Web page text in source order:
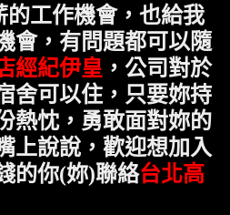
的工作機會，也給我
會，有問題都可以隨
經紀伊皇 ，公司對於
舍可以住，只要妳持
熱忱，勇敢面對妳的
上說說，歡迎想加入
的你(妳)聯絡台北高